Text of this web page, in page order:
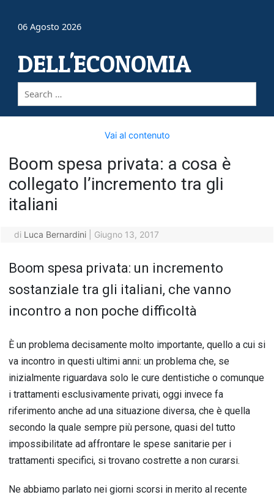
06 Agosto 2026
DELL'ECONOMIA
Vai al contenuto
Boom spesa privata: a cosa è
collegato l’incremento tra gli
italiani
di Luca Bernardini Giugno 13, 2017
Boom spesa privata: un incremento
sostanziale tra gli italiani, che vanno
incontro a non poche difficoltà
È un problema decisamente molto importante, quello a cui si
va incontro in questi ultimi anni: un problema che, se
inizialmente riguardava solo le cure dentistiche o comunque
i trattamenti esclusivamente privati, oggi invece fa
riferimento anche ad una situazione diversa, che è quella
secondo la quale sempre più persone, quasi del tutto
impossibilitate ad affrontare le spese sanitarie per i
trattamenti specifici, si trovano costrette a non curarsi.
Ne abbiamo parlato nei giorni scorsi in merito al recente